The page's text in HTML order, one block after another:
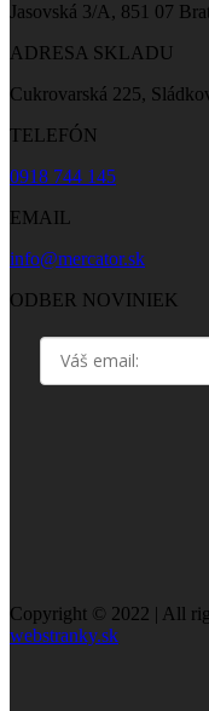
Jasovská 3/A, 851 07
ADRESA SKLADU
Cukrovarská 225,
TELEFÓN
0918 744 145
EMAIL
info@mercator.sk
ODBER NOVINIEK
Copyright © 2022 | All
webstranky.sk